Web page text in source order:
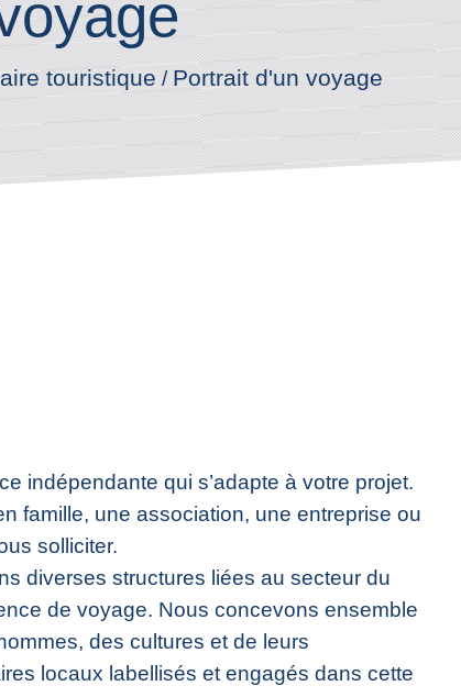
touristique/ Portrait d'un voyage
indépendante qui s’adapte à votre projet.
famille, une association, une entreprise ou
solliciter.
diverses structures liées au secteur du
de voyage. Nous concevons ensemble
des cultures et de leurs
locaux labellisés et engagés dans cette